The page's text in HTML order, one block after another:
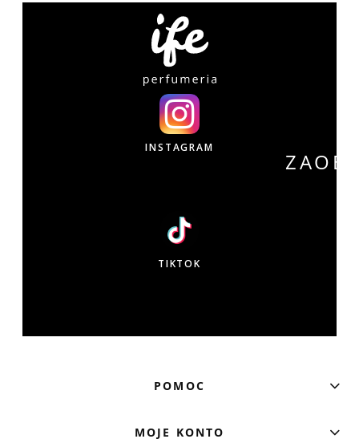
INSTAGRAM
TIKTOK
POMOC
MOJE KONTO